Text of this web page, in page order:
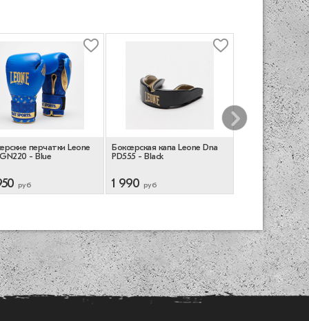
перчатки Leone
- Blue
руб
Боксерская капа Leone Dna
PD555 - Black
1 990 руб
Боксерская капа
брекетов Opro
Custom Braces
6 950 руб